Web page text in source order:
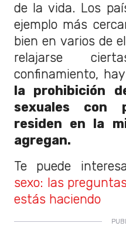
de la vida. Los
ejemplo más
bien en varios de
relajarse
confinamiento,
la prohibición
sexuales con
residen en la
agregan.
Te puede
sexo: las
estás haciendo